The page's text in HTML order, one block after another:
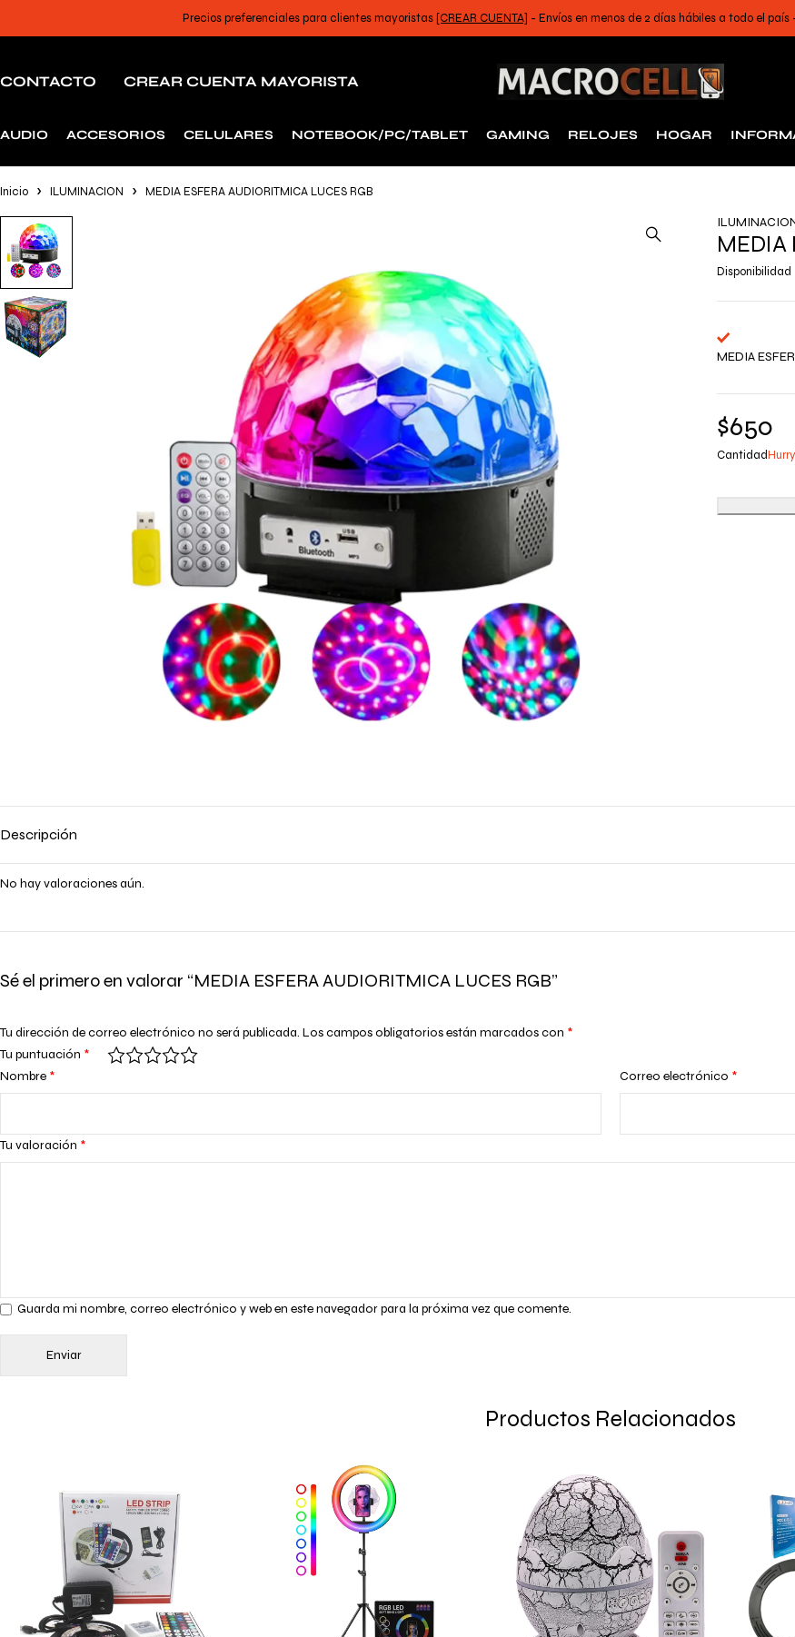
Precios preferenciales para clientes mayoristas [CREAR CUENTA] - Envíos en menos de 2 días hábiles a todo el país
CONTACTO CREAR CUENTA MAYORISTA
AUDIO ACCESORIOS CELULARES NOTEBOOK/PC/TABLET GAMING RELOJES HOGAR
Inicio ILUMINACION MEDIA ESFERA AUDIORITMICA LUCES RGB
MEDIA
Disponibilidad
MEDIA
$650
Cantidad
Descripción
No hay valoraciones aún.
Sé el primero en valorar “MEDIA ESFERA AUDIORITMICA LUCES RGB”
Tu dirección de correo electrónico no será publicada. Los campos obligatorios están marcados con *
Tu puntuación *
Tu valoración *
Nombre * Correo electrónico *
Guarda mi nombre, correo electrónico y web en este navegador para la próxima vez que comente.
Productos Relacionados